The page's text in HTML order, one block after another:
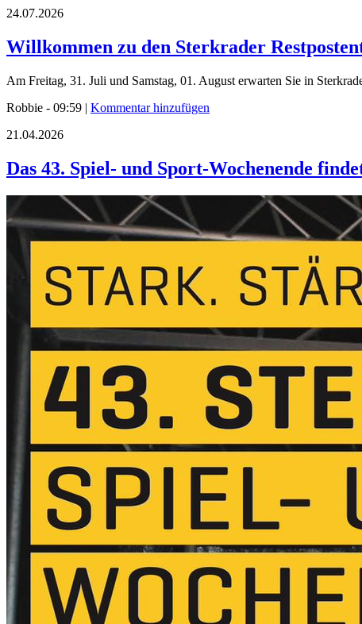
24.07.2026
Willkommen zu den Sterkrader
Am Freitag, 31. Juli und Samstag, 01. August erwarten Sie in
Robbie - 09:59 | Kommentar hinzufügen
21.04.2026
Das 43. Spiel- und Sport-Wochenende